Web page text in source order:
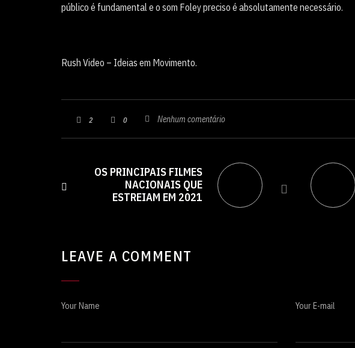
público é fundamental e o som Foley preciso é absolutamente necessário.
Rush Video – Ideias em Movimento.
2 0 Nenhum comentário
OS PRINCIPAIS FILMES
NACIONAIS QUE
ESTREIAM EM 2021
LEAVE A COMMENT
Your Name Your E-mail